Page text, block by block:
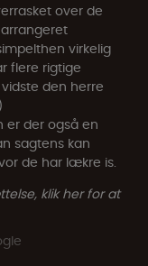
over de
virkelig
flere rigtige
den herre
er der også en
sagtens kan
de har lækre is.
klik her for at